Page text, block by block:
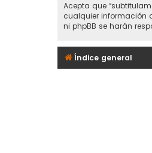
Acepta que
cualquier información
ni phpBB se harán
Índice general